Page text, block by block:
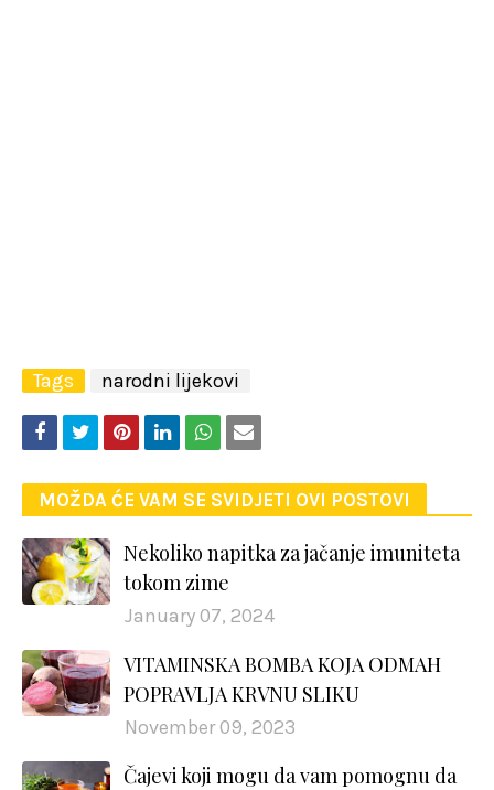
Tags narodni lijekovi
MOŽDA ĆE VAM SE SVIDJETI OVI POSTOVI
Nekoliko napitka za jačanje imuniteta
tokom zime
January 07, 2024
VITAMINSKA BOMBA KOJA ODMAH
POPRAVLJA KRVNU SLIKU
November 09, 2023
Čajevi koji mogu da vam pomognu da